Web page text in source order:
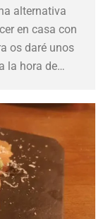
alternativa
en casa con
os daré unos
la hora de…